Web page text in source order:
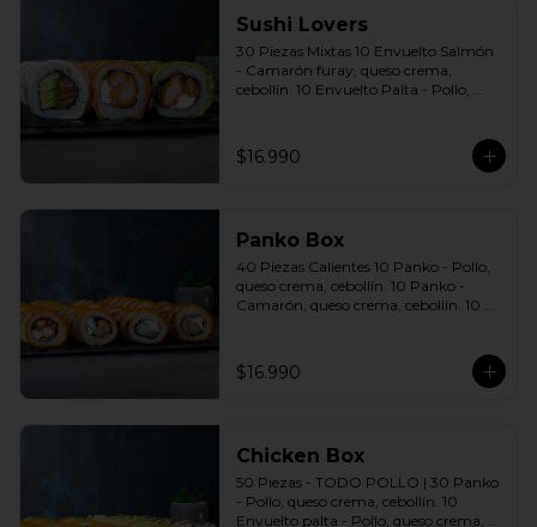
Sushi Lovers
30 Piezas Mixtas 10 Envuelto Salmón
- Camarón furay, queso crema,
cebollín. 10 Envuelto Palta - Pollo,
Incluye: 3 Salsas a elección soya o
agridulce Bless + 2 palitos
$16.990
Panko Box
40 Piezas Calientes 10 Panko - Pollo,
queso crema, cebollín. 10 Panko -
Camarón, queso crema, cebollín. 10
queso crema, cebollín. Incluye: 4 Salsas
a elección soya o agridulce Bless + 2
$16.990
Chicken Box
50 Piezas - TODO POLLO | 30 Panko
- Pollo, queso crema, cebollín. 10
Envuelto palta - Pollo, queso crema,